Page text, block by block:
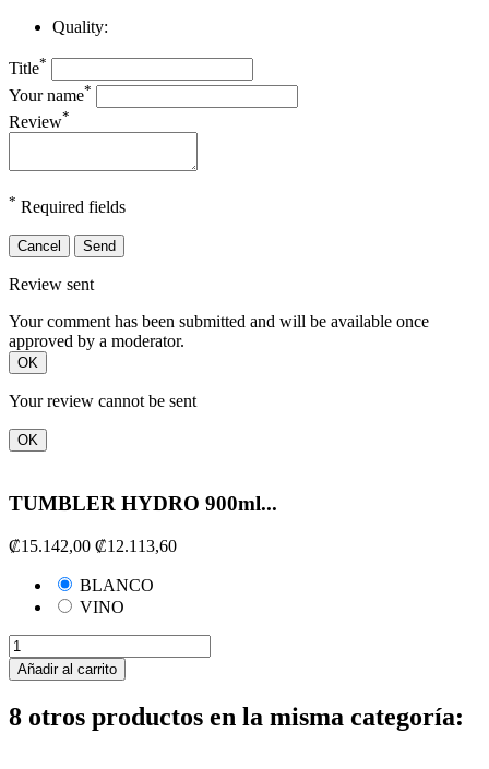
Quality:
Title*
Your name*
Review*
* Required fields
Cancel Send
Review sent
Your comment has been submitted and will be available once
approved by a moderator.
OK
Your review cannot be sent
OK
TUMBLER HYDRO 900ml...
₡15.142,00 ₡12.113,60
BLANCO
VINO
Añadir al carrito
8 otros productos en la misma categoría: